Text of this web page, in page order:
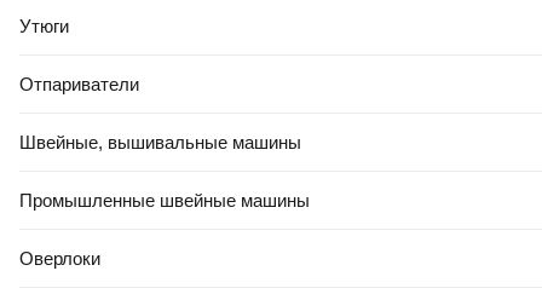
Утюги
Отпариватели
Швейные, вышивальные машины
Промышленные швейные машины
Оверлоки
4.0( 4 )